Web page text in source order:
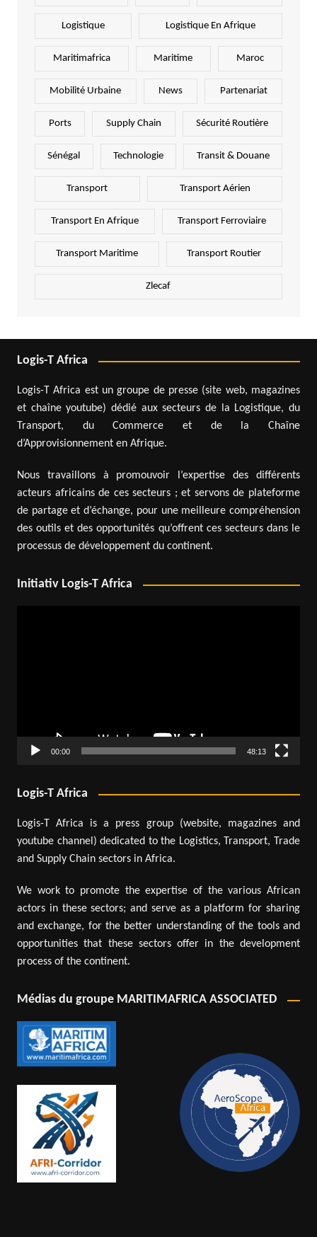
Logistique Logistique En Afrique
Maritimafrica Maritime Maroc
Mobilité Urbaine News Partenariat
Ports Supply Chain Sécurité Routière
Sénégal Technologie Transit & Douane
Transport Transport Aérien
Transport En Afrique Transport Ferroviaire
Transport Maritime Transport Routier
Zlecaf
Logis-T Africa
Logis-T Africa est un groupe de presse (site web, magazines
et chaîne youtube) dédié aux secteurs de la Logistique, du
Transport, du Commerce et de la Chaîne
d’Approvisionnement en Afrique.
Nous travaillons à promouvoir l’expertise des différents
acteurs africains de ces secteurs ; et servons de plateforme
de partage et d’échange, pour une meilleure compréhension
des outils et des opportunités qu’offrent ces secteurs dans le
processus de développement du continent.
Initiativ Logis-T Africa
00:00 48:13
Logis-T Africa
Logis-T Africa is a press group (website, magazines and
youtube channel) dedicated to the Logistics, Transport, Trade
and Supply Chain sectors in Africa.
We work to promote the expertise of the various African
actors in these sectors; and serve as a platform for sharing
and exchange, for the better understanding of the tools and
opportunities that these sectors offer in the development
process of the continent.
Médias du groupe MARITIMAFRICA ASSOCIATED